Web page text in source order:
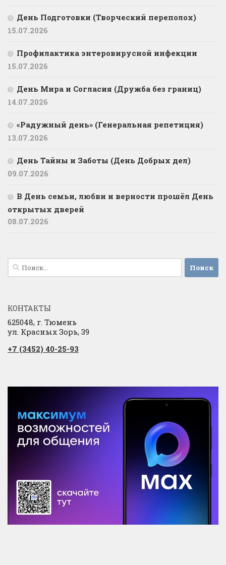
День Подготовки (Творческий переполох)
15.07.2026
Профилактика энтеровирусной инфекции
15.07.2026
День Мира и Согласия (Дружба без границ)
14.07.2026
«Радужный день» (Генеральная репетиция)
13.07.2026
День Тайны и Заботы (День Добрых дел)
09.07.2026
В День семьи, любви и верности прошёл День
открытых дверей
08.07.2026
Найти:
КОНТАКТЫ
625048, г. Тюмень
ул. Красных Зорь, 39
+7 (3452) 40-25-93